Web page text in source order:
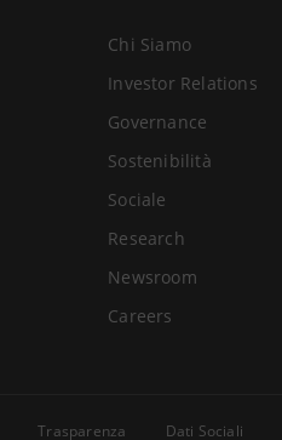
Chi Siamo
Investor Relations
Governance
Sostenibilità
Sociale
Research
Newsroom
Careers
Trasparenza Dati Sociali